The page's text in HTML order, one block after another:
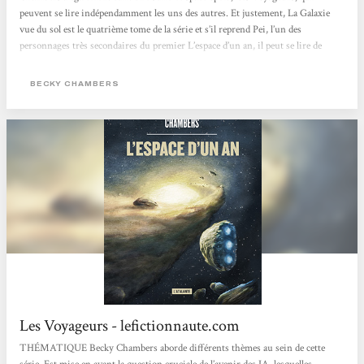
peuvent se lire indépendamment les uns des autres. Et justement, La Galaxie
vue du sol est le quatrième tome de la série et s’il reprend Pei, l’un des
personnages très secondaires du premier L’espace d’un an, il peut se lire de
une civilisation galactique multi-espèces (tant organique qu’artificielle) et
BECKY CHAMBERS
Les Voyageurs - lefictionnaute.com
THÉMATIQUE Becky Chambers aborde différents thèmes au sein de cette